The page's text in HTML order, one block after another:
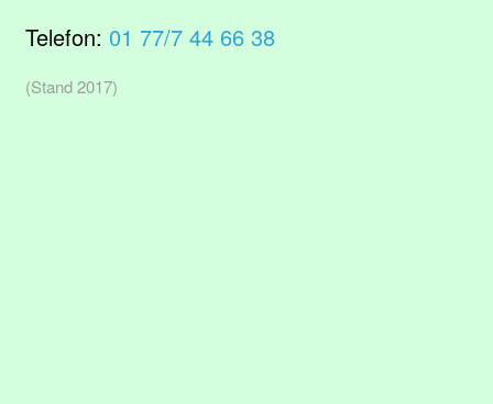
Telefon: 01 77/7 44 66 38
(Stand 2017)